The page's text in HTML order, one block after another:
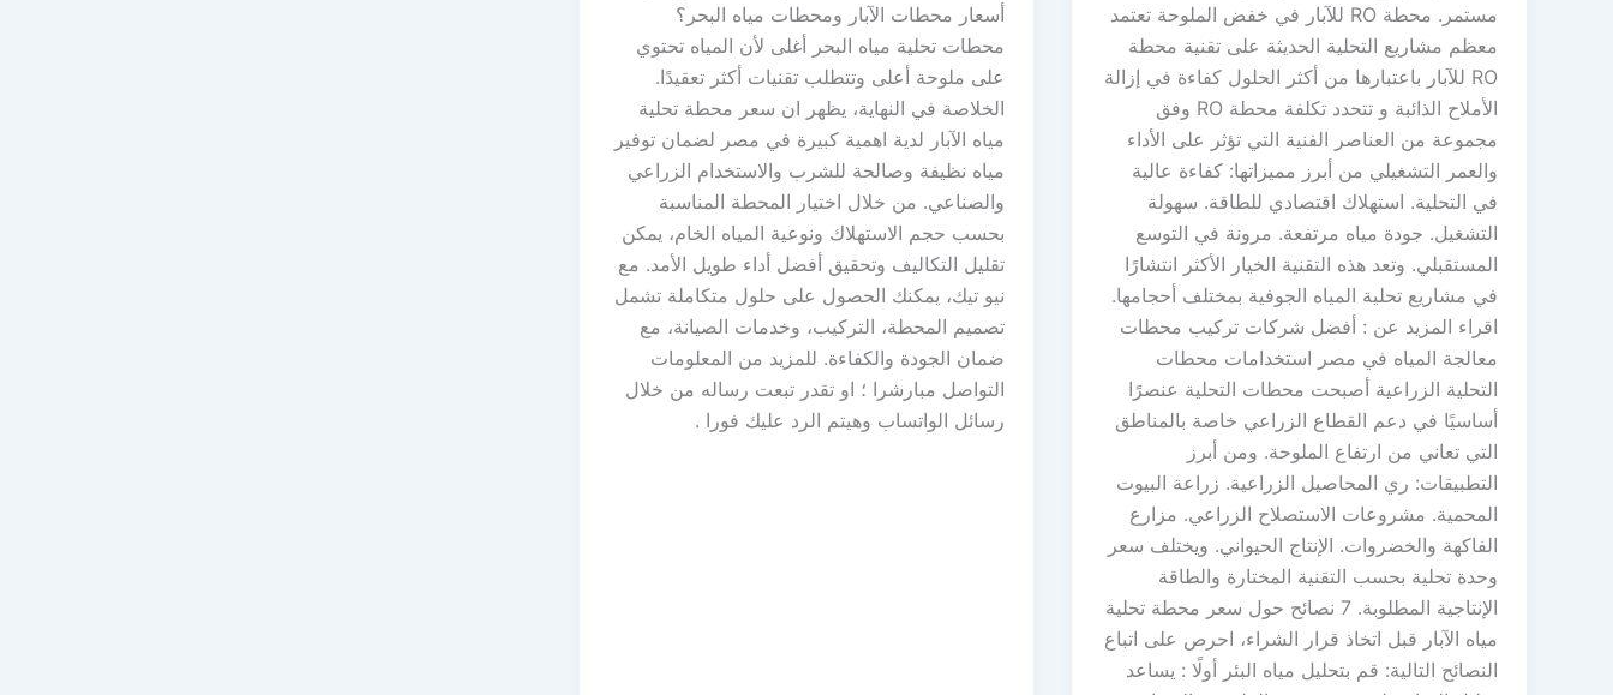
مستمر. محطة RO للآبار في خفض الملوحة تعتمد
معظم مشاريع التحلية الحديثة على تقنية محطة
RO للآبار باعتبارها من أكثر الحلول كفاءة في إزالة
الأملاح الذائبة و تتحدد تكلفة محطة RO وفق
مجموعة من العناصر الفنية التي تؤثر على الأداء
والعمر التشغيلي من أبرز مميزاتها: كفاءة عالية
في التحلية. استهلاك اقتصادي للطاقة. سهولة
التشغيل. جودة مياه مرتفعة. مرونة في التوسع
المستقبلي. وتعد هذه التقنية الخيار الأكثر انتشارًا
في مشاريع تحلية المياه الجوفية بمختلف أحجامها.
اقراء المزيد عن : أفضل شركات تركيب محطات
معالجة المياه في مصر استخدامات محطات
التحلية الزراعية أصبحت محطات التحلية عنصرًا
أساسيًا في دعم القطاع الزراعي خاصة بالمناطق
التي تعاني من ارتفاع الملوحة. ومن أبرز
التطبيقات: ري المحاصيل الزراعية. زراعة البيوت
المحمية. مشروعات الاستصلاح الزراعي. مزارع
الفاكهة والخضروات. الإنتاج الحيواني. ويختلف سعر
وحدة تحلية بحسب التقنية المختارة والطاقة
الإنتاجية المطلوبة. 7 نصائح حول سعر محطة تحلية
مياه الآبار قبل اتخاذ قرار الشراء، احرص على اتباع
النصائح التالية: قم بتحليل مياه البئر أولًا : يساعد
أسعار محطات الآبار ومحطات مياه البحر؟
محطات تحلية مياه البحر أغلى لأن المياه تحتوي
على ملوحة أعلى وتتطلب تقنيات أكثر تعقيدًا.
الخلاصة في النهاية، يظهر ان سعر محطة تحلية
مياه الآبار لدية اهمية كبيرة في مصر لضمان توفير
مياه نظيفة وصالحة للشرب والاستخدام الزراعي
والصناعي. من خلال اختيار المحطة المناسبة
بحسب حجم الاستهلاك ونوعية المياه الخام، يمكن
تقليل التكاليف وتحقيق أفضل أداء طويل الأمد. مع
نيو تيك، يمكنك الحصول على حلول متكاملة تشمل
تصميم المحطة، التركيب، وخدمات الصيانة، مع
ضمان الجودة والكفاءة. للمزيد من المعلومات
التواصل مبارشرا ؛ او تقدر تبعت رساله من خلال
رسائل الواتساب وهيتم الرد عليك فورا .